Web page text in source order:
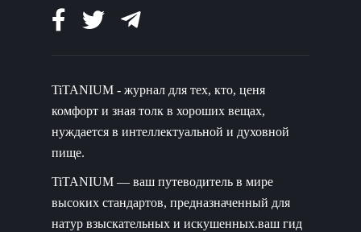
TiTANIUM - журнал для тех, кто, ценя
комфорт и зная толк в хороших вещах,
нуждается в интеллектуальной и духовной
пище.
TiTANIUM — ваш путеводитель в мире
высоких стандартов, предназначенный для
натур взыскательных и искушенных.ваш гид